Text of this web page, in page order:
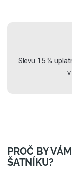
Slevu 15 %
PROČ BY
ŠATNÍKU?